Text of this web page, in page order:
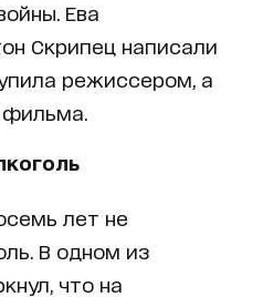
Ева
Скрипец написали
режиссером, а
лет не
В одном из
что на